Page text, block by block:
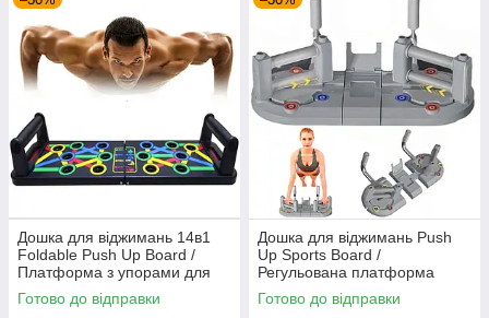
Дошка для віджимань 14в1
Foldable Push Up Board /
Платформа з упорами для
віджимань / Тренажер для
віджимання
Готово до відправки
Дошка для віджимань Push
Up Sports Board /
Регульована платформа
тренажер для віджимань /
Упори від підлоги
Готово до відправки